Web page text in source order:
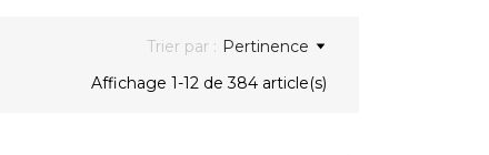
Trier par : Pertinence
Affichage 1-12 de 384 article(s)